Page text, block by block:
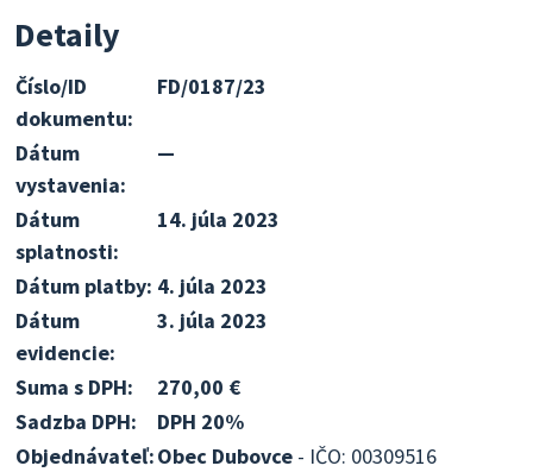
Detaily
Číslo/ID
dokumentu:
FD/0187/23
Dátum
vystavenia:
—
Dátum
splatnosti:
14. júla 2023
Dátum platby: 4. júla 2023
Dátum
evidencie:
3. júla 2023
Suma s DPH:
270,00 €
Sadzba DPH:
DPH 20%
Objednávateľ:Obec Dubovce - IČO: 00309516